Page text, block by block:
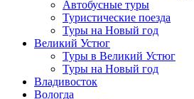
Автобусные туры
Туристические поезда
Туры на Новый год
Великий Устюг
Туры в Великий Устюг
Туры на Новый год
Владивосток
Вологда